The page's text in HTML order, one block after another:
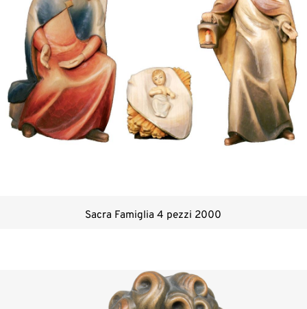
Sacra Famiglia 4 pezzi 2000